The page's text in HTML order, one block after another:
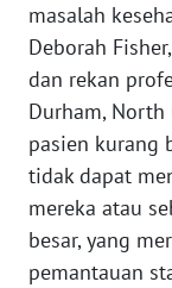
masalah
Deborah
dan rekan
Durham, North
pasien kurang
tidak dapat
mereka atau
besar, yang
pemantauan
Wahana
News
Regional
WN
SUMUT
WN
JAKARTA